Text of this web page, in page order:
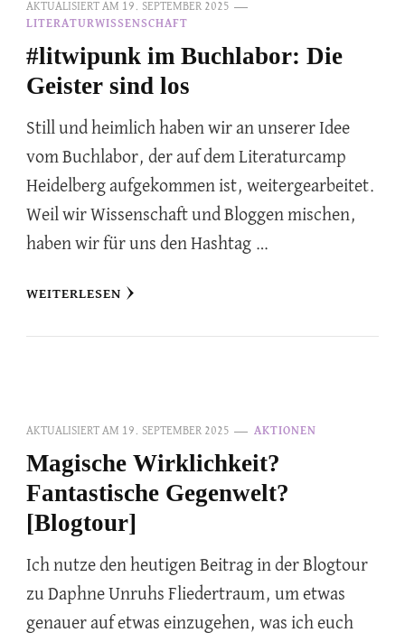
AKTUALISIERT AM 19. SEPTEMBER 2025
LITERATURWISSENSCHAFT
#litwipunk im Buchlabor: Die
Geister sind los
Still und heimlich haben wir an unserer Idee
vom Buchlabor, der auf dem Literaturcamp
Heidelberg aufgekommen ist, weitergearbeitet.
Weil wir Wissenschaft und Bloggen mischen,
haben wir für uns den Hashtag …
WEITERLESEN
AKTUALISIERT AM 19. SEPTEMBER 2025 AKTIONEN
Magische Wirklichkeit?
Fantastische Gegenwelt?
[Blogtour]
Ich nutze den heutigen Beitrag in der Blogtour
zu Daphne Unruhs Fliedertraum, um etwas
genauer auf etwas einzugehen, was ich euch